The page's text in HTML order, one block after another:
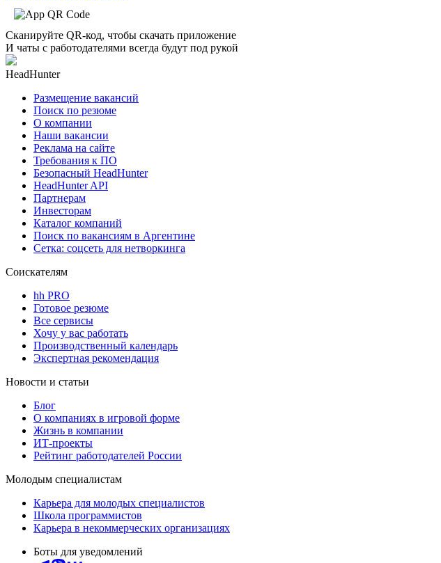
Сканируйте QR-код, чтобы скачать приложение
И чаты с работодателями всегда будут под рукой
HeadHunter
Размещение вакансий
Поиск по резюме
О компании
Наши вакансии
Реклама на сайте
Требования к ПО
Безопасный HeadHunter
HeadHunter API
Партнерам
Инвесторам
Каталог компаний
Поиск по вакансиям в Аргентине
Сетка: соцсеть для нетворкинга
Соискателям
hh PRO
Готовое резюме
Все сервисы
Хочу у вас работать
Производственный календарь
Экспертная рекомендация
Новости и статьи
Блог
О компаниях в игровой форме
Жизнь в компании
ИТ-проекты
Рейтинг работодателей России
Молодым специалистам
Карьера для молодых специалистов
Школа программистов
Карьера в некоммерческих организациях
Боты для уведомлений